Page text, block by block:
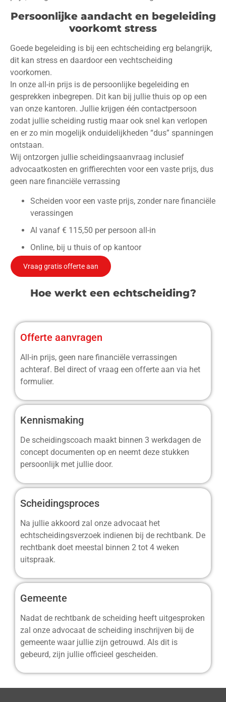
Persoonlijke aandacht en begeleiding
voorkomt stress
Goede begeleiding is bij een echtscheiding erg belangrijk,
dit kan stress en daardoor een vechtscheiding
voorkomen.
In onze all-in prijs is de persoonlijke begeleiding en
gesprekken inbegrepen. Dit kan bij jullie thuis op op een
van onze kantoren. Jullie krijgen één contactpersoon
zodat jullie scheiding rustig maar ook snel kan verlopen
en er zo min mogelijk onduidelijkheden “dus” spanningen
ontstaan.
Wij ontzorgen jullie scheidingsaanvraag inclusief
advocaatkosten en griffierechten voor een vaste prijs, dus
geen nare financiële verrassing
Scheiden voor een vaste prijs, zonder nare financiële
verassingen
Al vanaf € 115,50 per persoon all-in
Online, bij u thuis of op kantoor
Vraag gratis offerte aan
Hoe werkt een echtscheiding?
Offerte aanvragen
All-in prijs, geen nare financiële verrassingen
achteraf. Bel direct of vraag een offerte aan via het
formulier.
Kennismaking
De scheidingscoach maakt binnen 3 werkdagen de
concept documenten op en neemt deze stukken
persoonlijk met jullie door.
Scheidingsproces
Na jullie akkoord zal onze advocaat het
echtscheidingsverzoek indienen bij de rechtbank. De
rechtbank doet meestal binnen 2 tot 4 weken
uitspraak.
Gemeente
Nadat de rechtbank de scheiding heeft uitgesproken
zal onze advocaat de scheiding inschrijven bij de
gemeente waar jullie zijn getrouwd. Als dit is
gebeurd, zijn jullie officieel gescheiden.